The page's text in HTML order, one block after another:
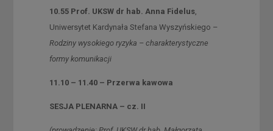
10.55 Prof. UKSW dr hab. Anna Fidelus,
Uniwersytet Kardynała Stefana Wyszyńskiego –
Rodziny wysokiego ryzyka – charakterystyczne
formy komunikacji
11.10 – 11.40 – Przerwa kawowa
SESJA PLENARNA – cz. II